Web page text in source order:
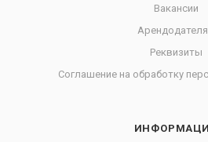
Вакансии
Реквизиты
Соглашение на обработку